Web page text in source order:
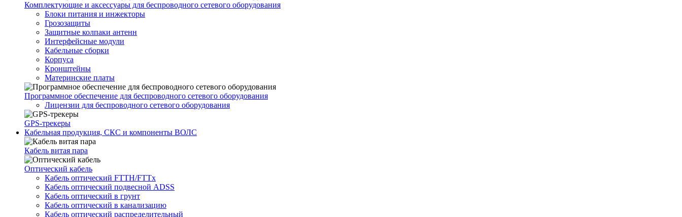
Комплектующие и аксессуары для беспроводного сетевого оборудования
Блоки питания и инжекторы
Грозозащиты
Защитные колпаки антенн
Интерфейсные модули
Кабельные сборки
Корпуса
Кронштейны
Материнские платы
Программное обеспечение для беспроводного сетевого оборудования
Лицензии для беспроводного сетевого оборудования
GPS-трекеры
Кабельная продукция, СКС и компоненты ВОЛС
Кабель витая пара
Оптический кабель
Кабель оптический FTTH/FTTx
Кабель оптический подвесной ADSS
Кабель оптический в грунт
Кабель оптический в канализацию
Кабель оптический распределительный